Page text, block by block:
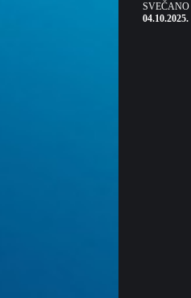
SVEČANO
04.10.2025.